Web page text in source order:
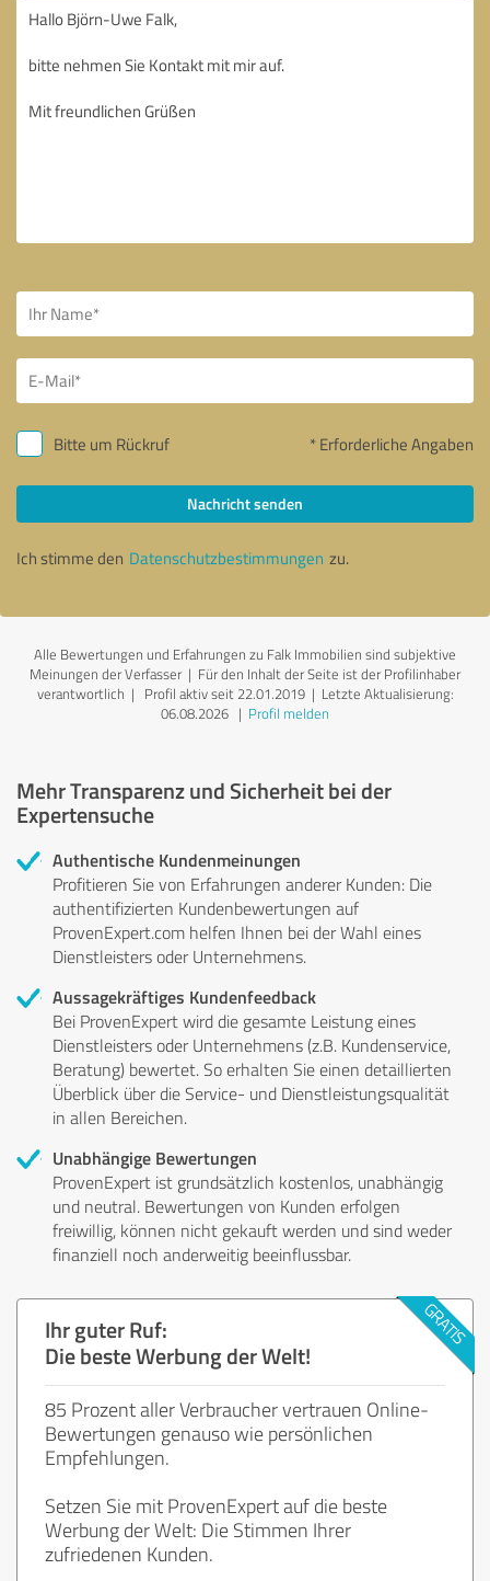
Bitte um Rückruf * Erforderliche Angaben
Nachricht senden
Ich stimme den Datenschutzbestimmungen zu.
Alle Bewertungen und Erfahrungen zu Falk Immobilien sind subjektive
Meinungen der Verfasser | Für den Inhalt der Seite ist der Profilinhaber
verantwortlich | Profil aktiv seit 22.01.2019 | Letzte Aktualisierung:
06.08.2026 | Profil melden
Mehr Transparenz und Sicherheit bei der
Expertensuche
Authentische Kundenmeinungen
Profitieren Sie von Erfahrungen anderer Kunden: Die
authentifizierten Kundenbewertungen auf
ProvenExpert.com helfen Ihnen bei der Wahl eines
Dienstleisters oder Unternehmens.
Aussagekräftiges Kundenfeedback
Bei ProvenExpert wird die gesamte Leistung eines
Dienstleisters oder Unternehmens (z.B. Kundenservice,
Beratung) bewertet. So erhalten Sie einen detaillierten
Überblick über die Service- und Dienstleistungsqualität
in allen Bereichen.
Unabhängige Bewertungen
ProvenExpert ist grundsätzlich kostenlos, unabhängig
und neutral. Bewertungen von Kunden erfolgen
freiwillig, können nicht gekauft werden und sind weder
finanziell noch anderweitig beeinflussbar.
Ihr guter Ruf:
Die beste Werbung der Welt!
85 Prozent aller Verbraucher vertrauen Online-
Bewertungen genauso wie persönlichen
Empfehlungen.
Setzen Sie mit ProvenExpert auf die beste
Werbung der Welt: Die Stimmen Ihrer
zufriedenen Kunden.